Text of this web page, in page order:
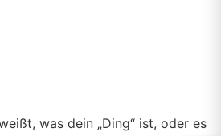
was dein „Ding“ ist, oder es